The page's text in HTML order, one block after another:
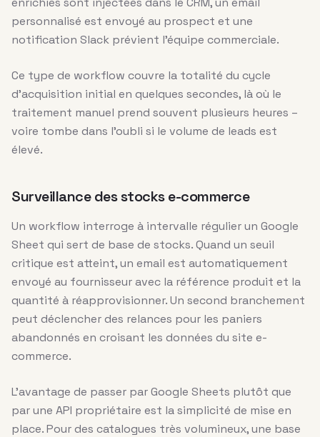
personnalisé est envoyé au prospect et une
notification Slack prévient l’équipe commerciale.
Ce type de workflow couvre la totalité du cycle
d’acquisition initial en quelques secondes, là où le
traitement manuel prend souvent plusieurs heures –
voire tombe dans l’oubli si le volume de leads est
élevé.
Surveillance des stocks e-commerce
Un workflow interroge à intervalle régulier un Google
Sheet qui sert de base de stocks. Quand un seuil
critique est atteint, un email est automatiquement
envoyé au fournisseur avec la référence produit et la
quantité à réapprovisionner. Un second branchement
peut déclencher des relances pour les paniers
abandonnés en croisant les données du site e-
commerce.
L’avantage de passer par Google Sheets plutôt que
par une API propriétaire est la simplicité de mise en
place. Pour des catalogues très volumineux, une base